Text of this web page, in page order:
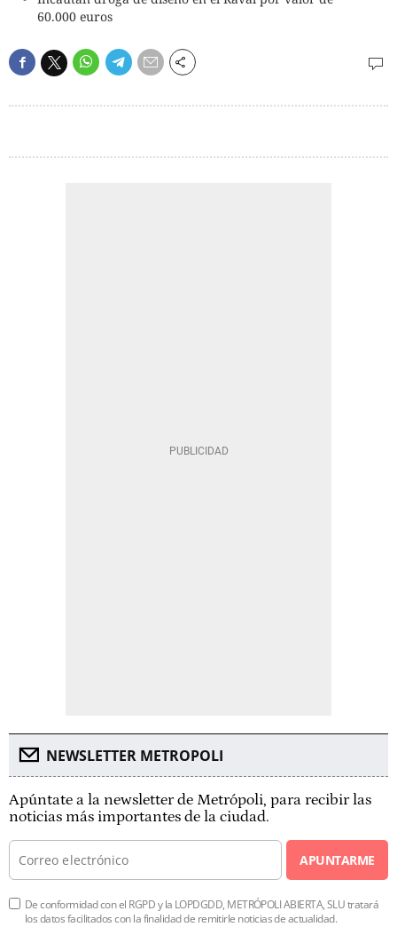
60.000 euros
NEWSLETTER METROPOLI
Apúntate a la newsletter de Metrópoli, para recibir las
noticias más importantes de la ciudad.
APUNTARME
De conformidad con el RGPD y la LOPDGDD, METRÓPOLI ABIERTA, SLU tratará
los datos facilitados con la finalidad de remitirle noticias de actualidad.